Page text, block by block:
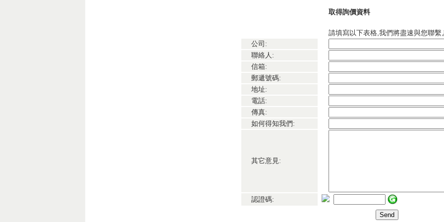
取得詢價資料
請填寫以下表格,我們將盡速與您聯繫
公司:
聯絡人:
信箱:
郵遞號碼:
地址:
電話:
傳真:
如何得知我們:
其它意見:
認證碼: